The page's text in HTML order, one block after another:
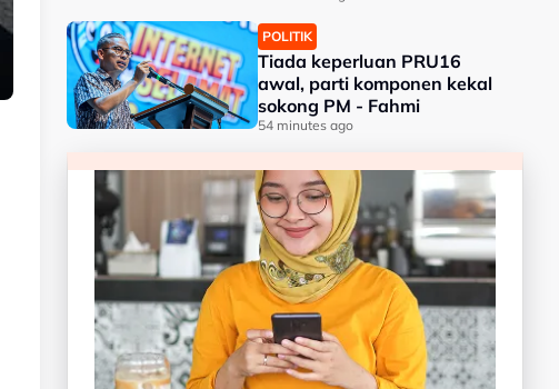
POLITIK
Tiada keperluan PRU16
awal, parti komponen kekal
sokong PM - Fahmi
54 minutes ago